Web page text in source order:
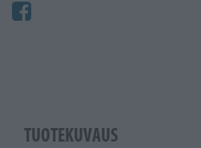
TUOTEKUVAUS